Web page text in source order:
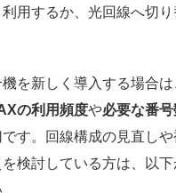
用するか、光回線へ切
を新しく導入する場合
の利用頻度や必要な番号
です。回線構成の見直し
を検討している方は、以